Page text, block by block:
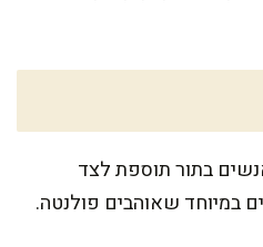
הזה מספיק ל-4-6 אנשים בתור תוספת לצד